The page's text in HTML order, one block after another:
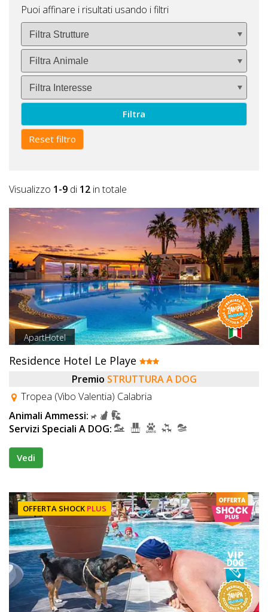
Puoi affinare i risultati usando i filtri
Filtra
Reset filtro
Visualizzo 1-9 di 12 in totale
ApartHotel
Residence Hotel Le Playe
Premio STRUTTURA A DOG
Tropea (Vibo Valentia) Calabria
Animali Ammessi:
Servizi Speciali A DOG:
Vedi
OFFERTA SHOCK PLUS